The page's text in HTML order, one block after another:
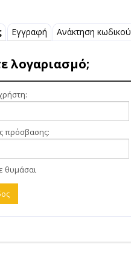
Εγγραφή Ανάκτηση κωδικού
λογαριασμό;
πρόσβασης:
θυμάσαι